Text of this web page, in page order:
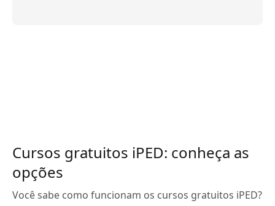
Cursos gratuitos iPED: conheça as
opções
Você sabe como funcionam os cursos gratuitos iPED?